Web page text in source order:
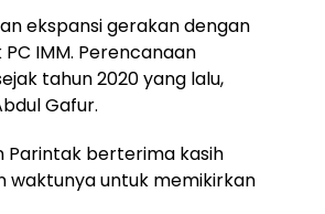
ekspansi gerakan dengan
IMM. Perencanaan
tahun 2020 yang lalu,
Gafur.
Parintak berterima kasih
waktunya untuk memikirkan